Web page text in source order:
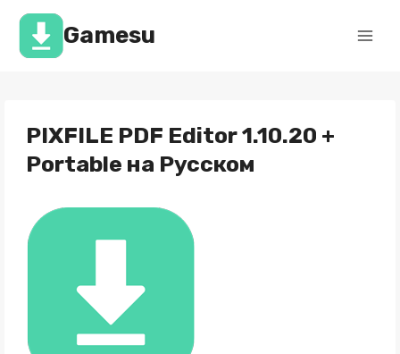
Перейти
содержимомуGamesu
PIXFILE PDF Editor 1.10.20 +
Portable на Русском